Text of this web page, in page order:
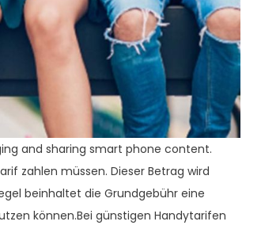
and sharing smart phone content.
zahlen müssen. Dieser Betrag wird
beinhaltet die Grundgebühr eine
können.Bei günstigen Handytarifen